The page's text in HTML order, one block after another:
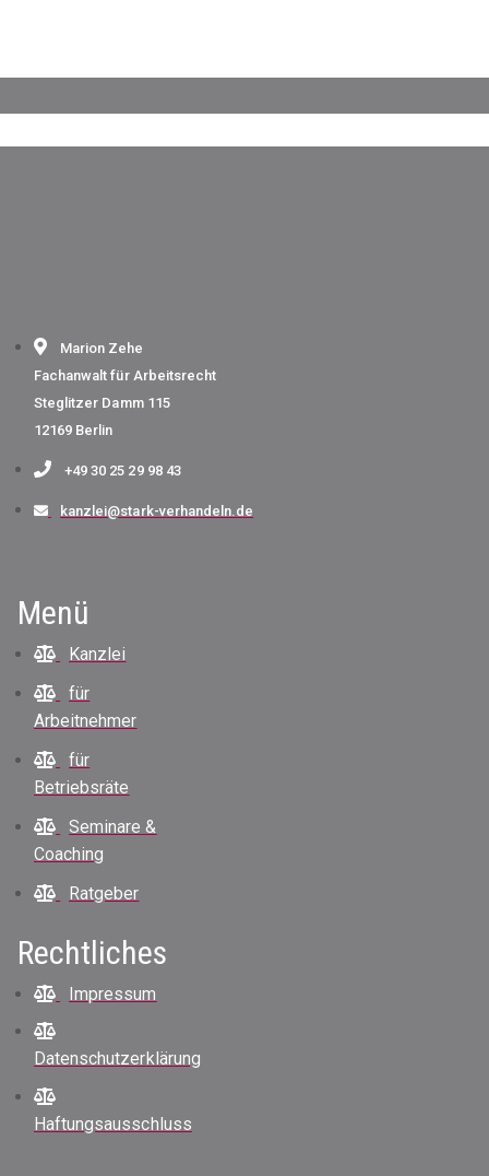
Marion Zehe
Fachanwalt für Arbeitsrecht
Steglitzer Damm 115
12169 Berlin
+49 30 25 29 98 43
kanzlei@stark-verhandeln.de
Menü
Kanzlei
für
Arbeitnehmer
für
Betriebsräte
Seminare &
Coaching
Ratgeber
Rechtliches
Impressum
Datenschutzerklärung
Haftungsausschluss